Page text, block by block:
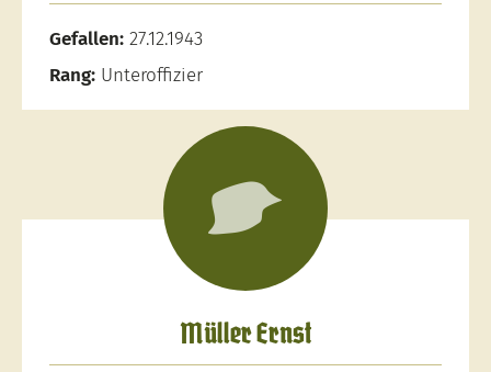
Gefallen: 27.12.1943
Rang: Unteroffizier
Müller Ernst